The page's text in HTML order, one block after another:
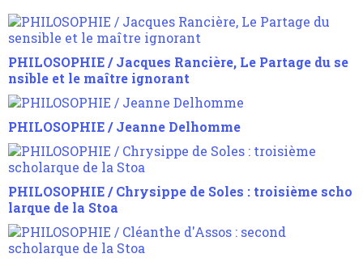
PHILOSOPHIE / Jacques Rancière, Le Partage du se
nsible et le maître ignorant
PHILOSOPHIE / Jeanne Delhomme
PHILOSOPHIE / Chrysippe de Soles : troisième scho
larque de la Stoa